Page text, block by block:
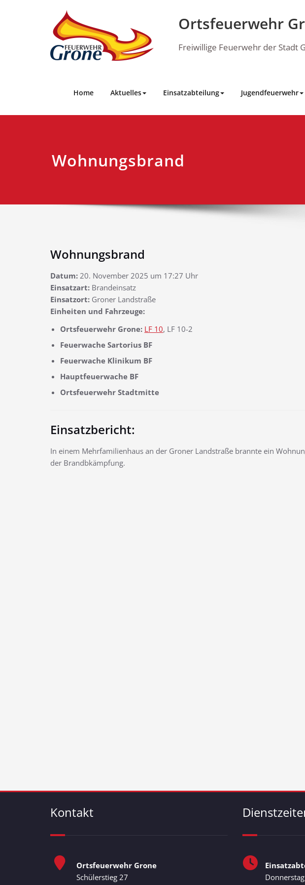
Ortsfeuerwehr
Freiwillige Feuerwehr der Stadt
Home Aktuelles Einsatzabteilung Jugendfeuerwehr
Wohnungsbrand
Wohnungsbrand
Datum: 20. November 2025 um 17:27 Uhr
Einsatzart: Brandeinsatz
Einsatzort: Groner Landstraße
Einheiten und Fahrzeuge:
Ortsfeuerwehr Grone: LF 10, LF 10-2
Feuerwache Sartorius BF
Feuerwache Klinikum BF
Hauptfeuerwache BF
Ortsfeuerwehr Stadtmitte
Einsatzbericht:
In einem Mehrfamilienhaus an der Groner Landstraße brannte ein
der Brandbkämpfung.
Kontakt
Ortsfeuerwehr Grone
Schülerstieg 27